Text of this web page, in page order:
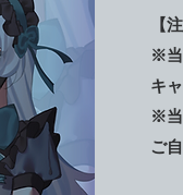
【
※当
キ
​※当
ご